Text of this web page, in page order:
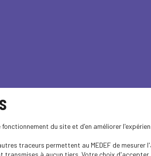
du site et d'en améliorer
traceurs permettent au MEDEF de
transmises à aucun tiers. Votre choix